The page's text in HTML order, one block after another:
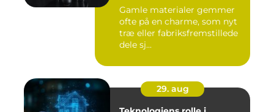
Gamle materialer gemmer
ofte på en charme, som nyt
træ eller fabriksfremstillede
dele sj...
29. aug